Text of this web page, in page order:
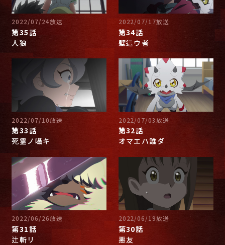
2022/07/24放送
第35話
人狼
2022/07/17放送
第34話
壁這ウ者
2022/07/10放送
第33話
死霊ノ囁キ
2022/07/03放送
第32話
オマエハ誰ダ
2022/06/26放送
第31話
辻斬リ
2022/06/19放送
第30話
悪友